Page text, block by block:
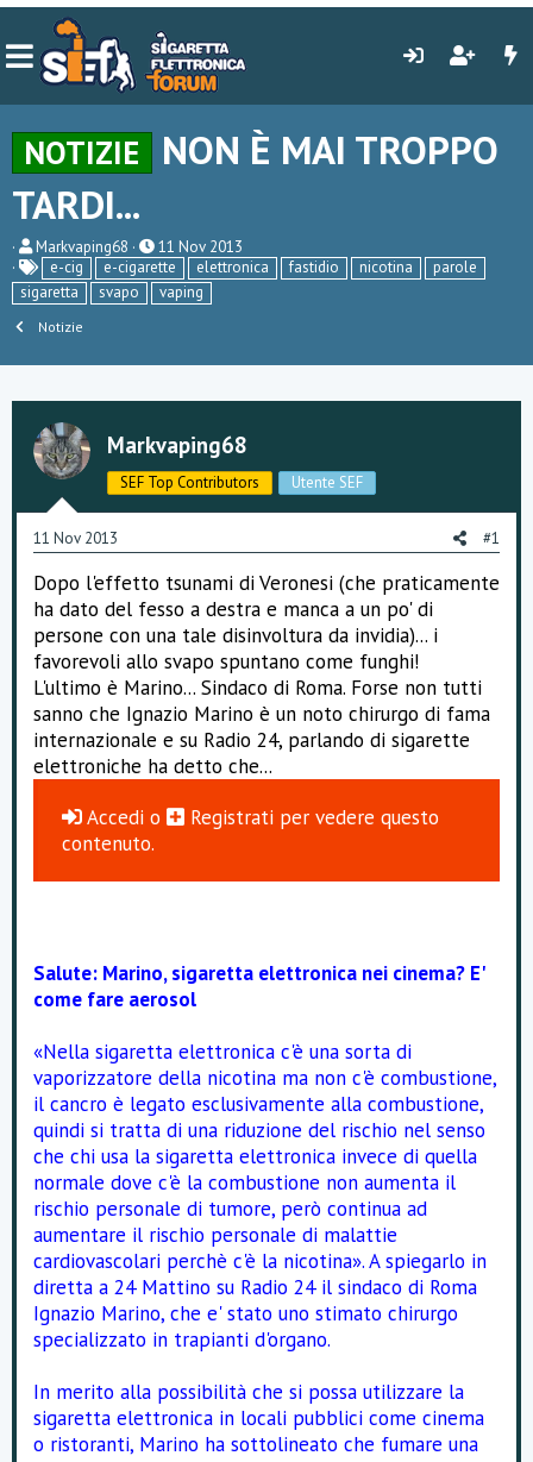
NOTIZIE
NON È MAI TROPPO
TARDI...
C
r
e
a
D
s
c
u
s
i
o
e
Markvaping68
D
a
t
a
i
o
11 Nov 2013
e-cig
e-cigarette elettronica fastidio nicotina
parole
sigaretta
svapo vaping
Notizie
Markvaping68
SEF Top Contributors Utente SEF
11 Nov 2013 #1
Dopo l'effetto tsunami di Veronesi (che praticamente
ha dato del fesso a destra e manca a un po' di
persone con una tale disinvoltura da invidia)... i
favorevoli allo svapo spuntano come funghi!
L'ultimo è Marino... Sindaco di Roma. Forse non tutti
sanno che Ignazio Marino è un noto chirurgo di fama
internazionale e su Radio 24, parlando di sigarette
elettroniche ha detto che...
Accedi o Registrati per vedere questo
contenuto.
Salute: Marino, sigaretta elettronica nei cinema? E'
come fare aerosol
«Nella sigaretta elettronica c'è una sorta di
vaporizzatore della nicotina ma non c'è combustione,
il cancro è legato esclusivamente alla combustione,
quindi si tratta di una riduzione del rischio nel senso
che chi usa la sigaretta elettronica invece di quella
normale dove c'è la combustione non aumenta il
rischio personale di tumore, però continua ad
aumentare il rischio personale di malattie
cardiovascolari perchè c'è la nicotina». A spiegarlo in
diretta a 24 Mattino su Radio 24 il sindaco di Roma
Ignazio Marino, che e' stato uno stimato chirurgo
specializzato in trapianti d'organo.
In merito alla possibilità che si possa utilizzare la
sigaretta elettronica in locali pubblici come cinema
o ristoranti, Marino ha sottolineato che fumare una